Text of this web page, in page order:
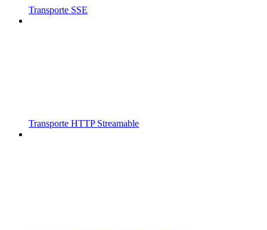
Transporte SSE
Transporte HTTP Streamable